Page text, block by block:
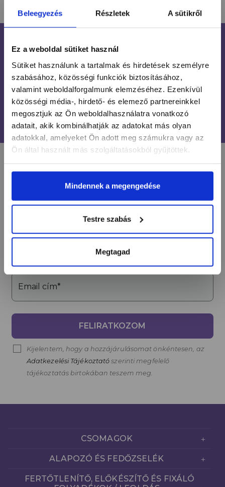
Beleegyezés Részletek A sütikről
Ez a weboldal sütiket használ
Sütiket használunk a tartalmak és hirdetések személyre
szabásához, közösségi funkciók biztosításához,
valamint weboldalforgalmunk elemzéséhez. Ezenkívül
közösségi média-, hirdető- és elemező partnereinkkel
megosztjuk az Ön weboldalhasználatra vonatkozó
adatait, akik kombinálhatják az adatokat más olyan
adatokkal, amelyeket Ön adott meg számukra vagy az
Ön által használt más szolgáltatásokból gyűjtöttek.
Mindennek a megengedése
Testre szabás
Megtagad
INGYENES SZÁLLÍTÁS
24 990 FT FELETT
ÜGYFÉLSZOLGÁLAT
7-15H TELEFONON, EMAILBEN
100% BIZTONSÁGOS
ONLINE VÁSÁRLÁS
LÉGY NAPRAKÉSZ
Értesülj egy pillantás alatt a legújabb körmös
hírekről, kedvezményekről és újdonságokról!
Email cím*
FELIRATKOZOM
Kijelentem, hogy a hozzájárulásomat önkéntesen, az
Adatkezelési Tájékoztató szerinti megfelelő
tájékoztatás birtokában teszem meg.
CSOMAGOK
ALAPOZÓ ÉS FEDŐZSELÉK
FERTŐTLENÍTŐ, ELŐKÉSZÍTŐ ÉS FIXÁLÓ